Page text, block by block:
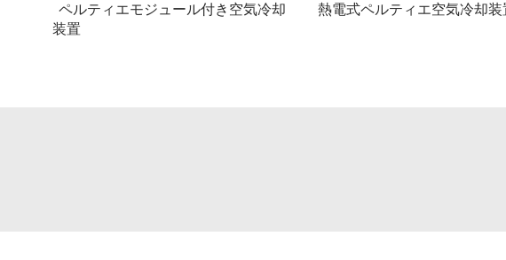
ペルティエモジュール付き空気冷却
装置
熱電式ペルティエ空気冷却装